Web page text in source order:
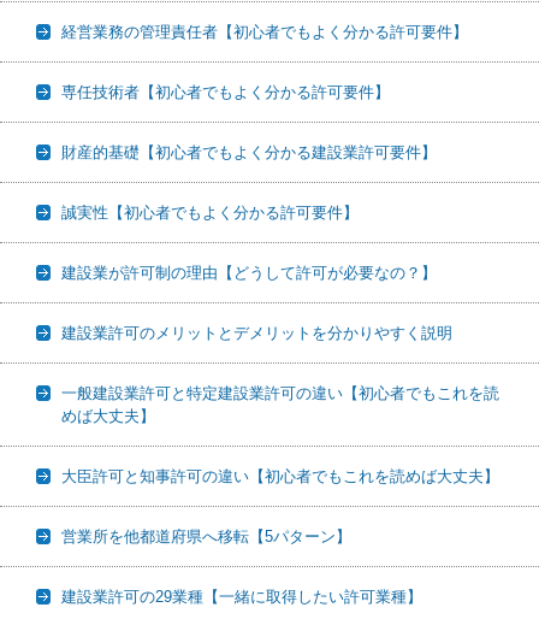
経営業務の管理責任者【初心者でもよく分かる許可要件】
専任技術者【初心者でもよく分かる許可要件】
財産的基礎【初心者でもよく分かる建設業許可要件】
誠実性【初心者でもよく分かる許可要件】
建設業が許可制の理由【どうして許可が必要なの？】
建設業許可のメリットとデメリットを分かりやすく説明
一般建設業許可と特定建設業許可の違い【初心者でもこれを読
めば大丈夫】
大臣許可と知事許可の違い【初心者でもこれを読めば大丈夫】
営業所を他都道府県へ移転【5パターン】
建設業許可の29業種【一緒に取得したい許可業種】